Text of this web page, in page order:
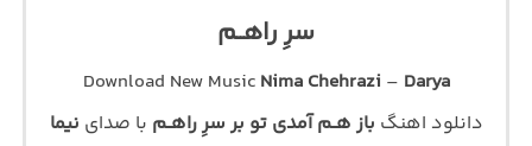
سرِ راهــم
Download New Music Nima Chehrazi – Darya
دانلود اهنگ باز هــم آمدی تو بر سرِ راهــم با صدای نیما